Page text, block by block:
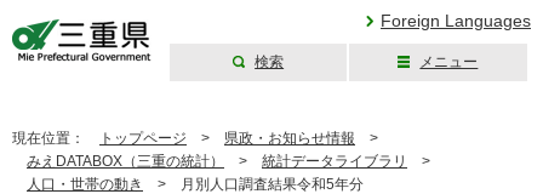
Foreign Languages
検索 メニュー
現在位置： トップページ > 県政・お知らせ情報 >
みえDATABOX（三重の統計）
> 統計データライブラリ
>
人口・世帯の動き
> 月別人口調査結果令和5年分